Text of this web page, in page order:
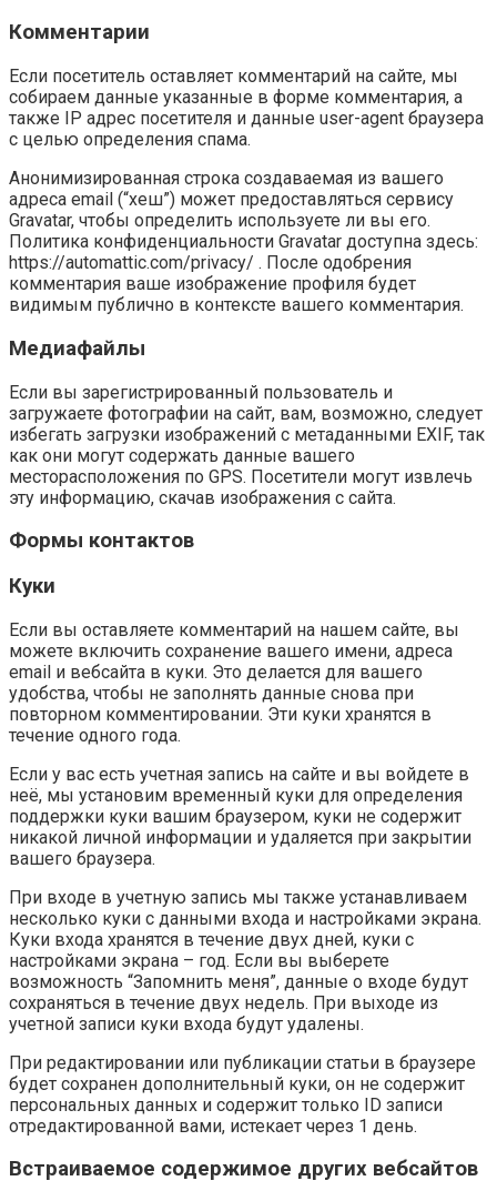
Комментарии
Если посетитель оставляет комментарий на сайте, мы
собираем данные указанные в форме комментария, а
также IP адрес посетителя и данные user-agent браузера
с целью определения спама.
Анонимизированная строка создаваемая из вашего
адреса email (“хеш”) может предоставляться сервису
Gravatar, чтобы определить используете ли вы его.
Политика конфиденциальности Gravatar доступна здесь:
https://automattic.com/privacy/ . После одобрения
комментария ваше изображение профиля будет
видимым публично в контексте вашего комментария.
Медиафайлы
Если вы зарегистрированный пользователь и
загружаете фотографии на сайт, вам, возможно, следует
избегать загрузки изображений с метаданными EXIF, так
как они могут содержать данные вашего
месторасположения по GPS. Посетители могут извлечь
эту информацию, скачав изображения с сайта.
Формы контактов
Куки
Если вы оставляете комментарий на нашем сайте, вы
можете включить сохранение вашего имени, адреса
email и вебсайта в куки. Это делается для вашего
удобства, чтобы не заполнять данные снова при
повторном комментировании. Эти куки хранятся в
течение одного года.
Если у вас есть учетная запись на сайте и вы войдете в
неё, мы установим временный куки для определения
поддержки куки вашим браузером, куки не содержит
никакой личной информации и удаляется при закрытии
вашего браузера.
При входе в учетную запись мы также устанавливаем
несколько куки с данными входа и настройками экрана.
Куки входа хранятся в течение двух дней, куки с
настройками экрана – год. Если вы выберете
возможность “Запомнить меня”, данные о входе будут
сохраняться в течение двух недель. При выходе из
учетной записи куки входа будут удалены.
При редактировании или публикации статьи в браузере
будет сохранен дополнительный куки, он не содержит
персональных данных и содержит только ID записи
отредактированной вами, истекает через 1 день.
Встраиваемое содержимое других вебсайтов